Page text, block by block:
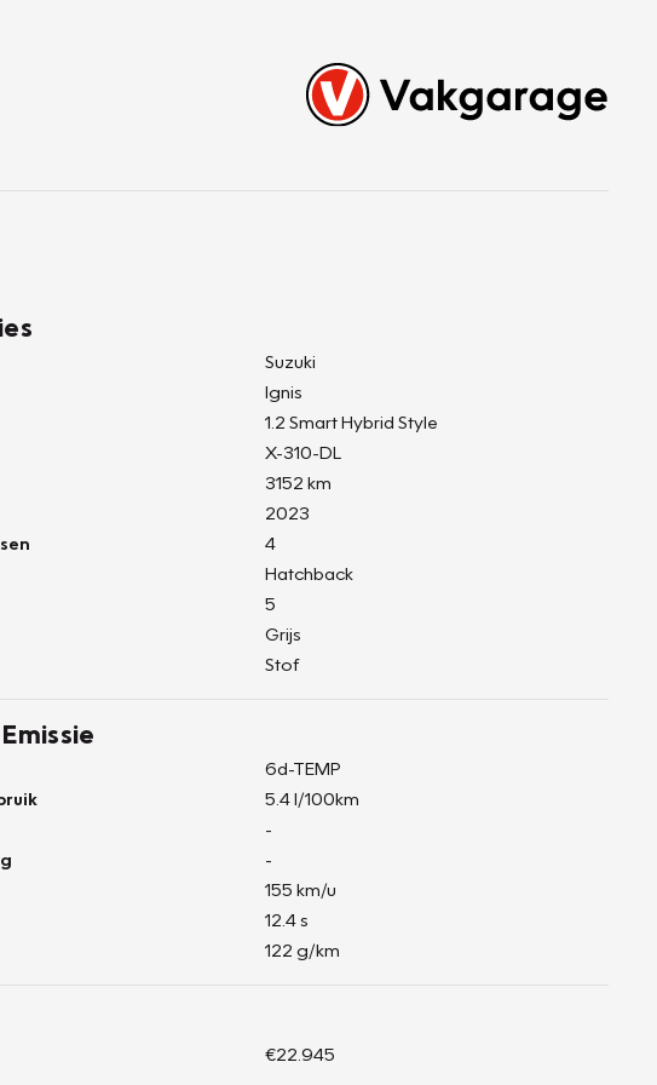
Suzuki
Ignis
1.2 Smart Hybrid Style
X-310-DL
3152 km
2023
4
Hatchback
5
Grijs
Stof
6d-TEMP
5.4 l/100km
-
-
155 km/u
12.4 s
122 g/km
€22.945